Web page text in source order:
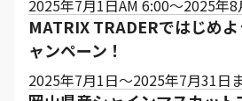
2025年7月1日AM 6:00～2025年
MATRIX TRADERではじめ
ャンペーン！
2025年7月1日～2025年7月31日